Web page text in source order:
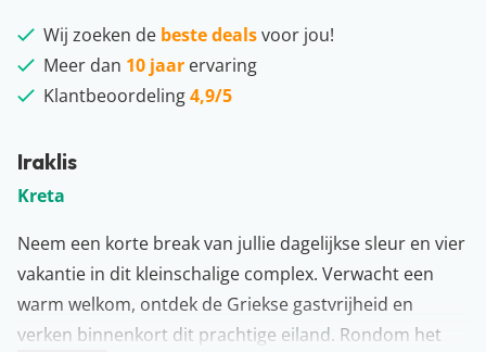
Iraklis
Kreta
Neem een korte break van jullie dagelijkse sleur en vier
vakantie in dit kleinschalige complex. Verwacht een
warm welkom, ontdek de Griekse gastvrijheid en
verken binnenkort dit prachtige eiland. Rondom het
Wij zoeken de beste dealsvoor jou!
Meer dan 10 jaar ervaring
Klantbeoordeling4,9/5